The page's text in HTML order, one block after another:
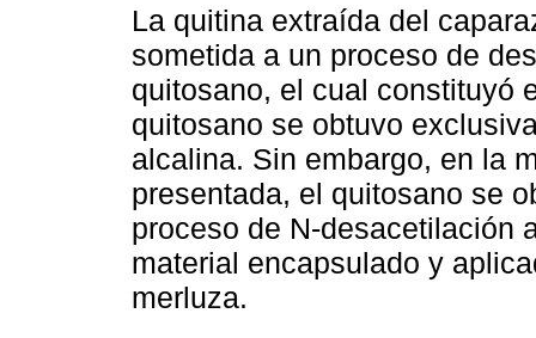
La quitina extraída del
sometida a un proceso de
quitosano, el cual constituyó
quitosano se obtuvo
alcalina. Sin embargo, en la
presentada, el quitosano se
proceso de N-desacetilación
material encapsulado y
merluza.